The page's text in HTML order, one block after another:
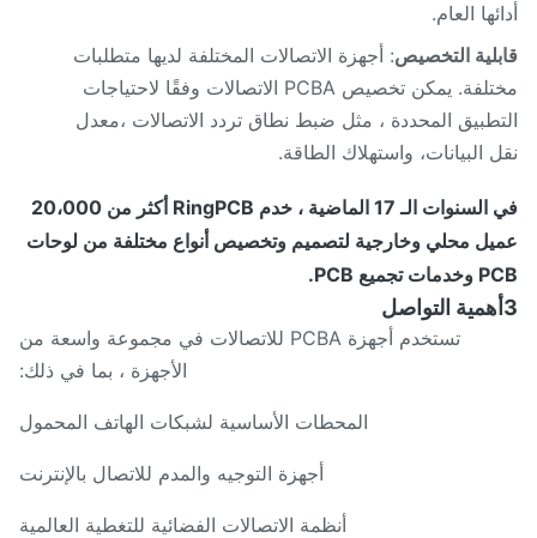
العام.
التخصيص: أجهزة الاتصالات المختلفة لديها متطلبات
مختلفة. يمكن تخصيص PCBA الاتصالات وفقًا لاحتياجات
المحددة ، مثل ضبط نطاق تردد الاتصالات ،معدل
البيانات، واستهلاك الطاقة.
في السنوات الـ 17 الماضية ، خدم RingPCB أكثر من 20،000
محلي وخارجية لتصميم وتخصيص أنواع مختلفة من لوحات
تستخدم أجهزة PCBA للاتصالات في مجموعة واسعة من
الأجهزة ، بما في ذلك:
المحطات الأساسية لشبكات الهاتف المحمول
أجهزة التوجيه والمدم للاتصال بالإنترنت
أنظمة الاتصالات الفضائية للتغطية العالمية